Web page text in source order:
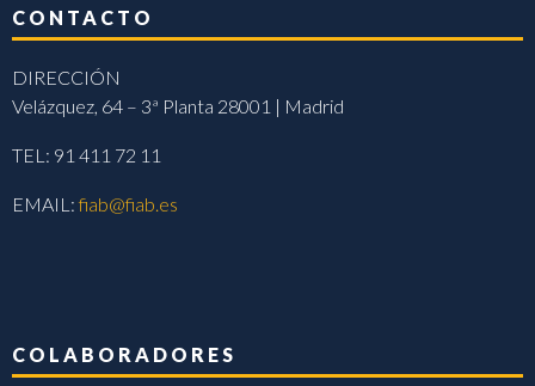
CONTACTO
DIRECCIÓN
Velázquez, 64 – 3ª Planta 28001 | Madrid
TEL: 91 411 72 11
EMAIL:fiab@fiab.es
COLABORADORES